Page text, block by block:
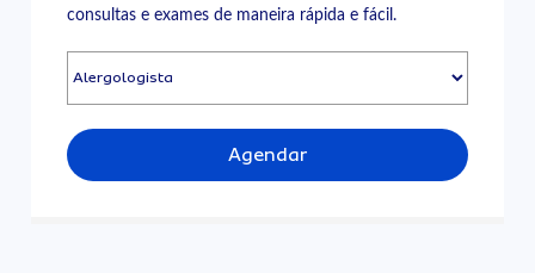
consultas e exames de maneira rápida e fácil.
Agendar